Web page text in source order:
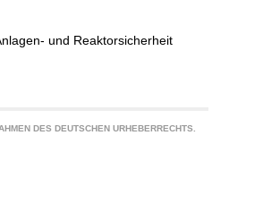
und Reaktorsicherheit
DES DEUTSCHEN URHEBERRECHTS.